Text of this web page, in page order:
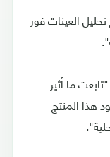
العينات فور
ما أثير
هذا المنتج